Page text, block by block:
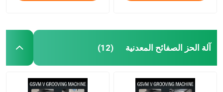
آلة الحز الصفائح المعدنية (12)